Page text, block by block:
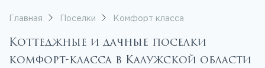
Главная Поселки Комфорт класса
Коттеджные и дачные поселки
комфорт-класса в Калужской области